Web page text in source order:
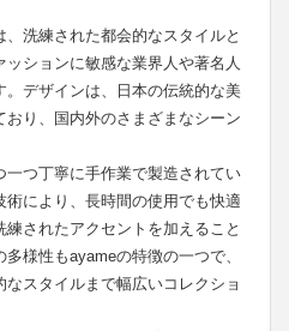
洗練された都会的なスタイルと
ションに敏感な業界人や著名人
デザインは、日本の伝統的な美
り、国内外のさまざまなシーン
つ丁寧に手作業で製造されてい
術により、長時間の使用でも快適
されたアクセントを加えること
様性もayameの特徴の一つで、
スタイルまで幅広いコレクショ